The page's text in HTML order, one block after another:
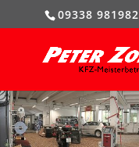
09338 981982